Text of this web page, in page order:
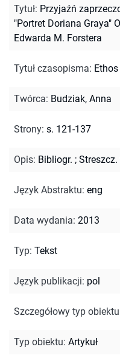
Tytuł: Przyjaźń
"Portret Doriana Graya"
Edwarda M. Forstera
Tytuł czasopisma: Ethos
Twórca: Budziak, Anna
Strony: s. 121-137
Opis: Bibliogr. ;
Język Abstraktu: eng
Data wydania: 2013
Typ: Tekst
Język publikacji: pol
Szczegółowy typ obiektu
Typ obiektu: Artykuł